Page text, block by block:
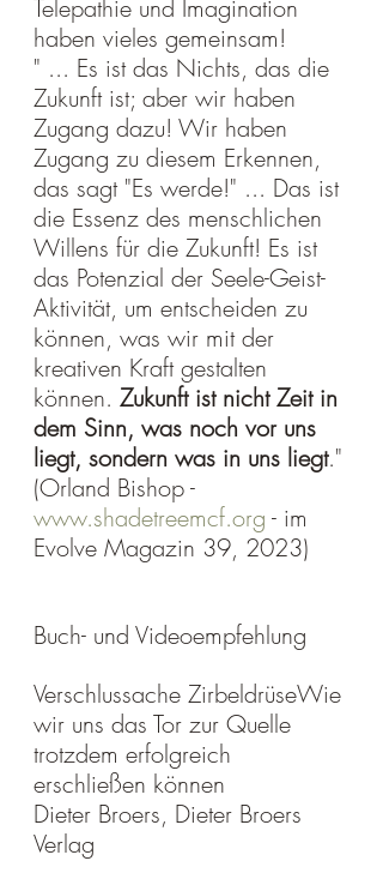
Telepathie und Imagination
haben vieles gemeinsam!
" ... Es ist das Nichts, das die
Zukunft ist; aber wir haben
Zugang dazu! Wir haben
Zugang zu diesem Erkennen,
das sagt "Es werde!" ... Das ist
die Essenz des menschlichen
Willens für die Zukunft! Es ist
das Potenzial der Seele-Geist-
Aktivität, um entscheiden zu
können, was wir mit der
kreativen Kraft gestalten
können. Zukunft ist nicht Zeit in
dem Sinn, was noch vor uns
liegt, sondern was in uns liegt."
(Orland Bishop -
www.shadetreemcf.org - im
Evolve Magazin 39, 2023)
Buch- und Videoempfehlung
Verschlussache ZirbeldrüseWie
wir uns das Tor zur Quelle
trotzdem erfolgreich
erschließen können
Dieter Broers, Dieter Broers
Verlag